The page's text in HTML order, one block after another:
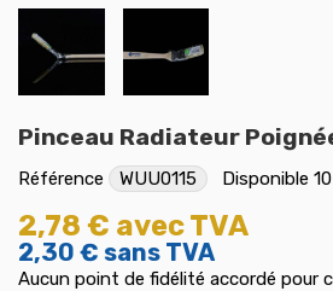
Pinceau Radiateur
Référence WUU0115 Disponible
2,78 € avec TVA
2,30 € sans TVA
Aucun point de fidélité accordé pour